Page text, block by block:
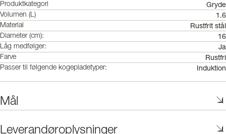
Produktkategori Gryde
Volumen (L) 1.6
Material Rustfrit stål
Diameter (cm): 16
Låg medfølger: Ja
Farve Rustfri
Passer til følgende kogepladetyper: Induktion
Mål
Leverandøroplysninger